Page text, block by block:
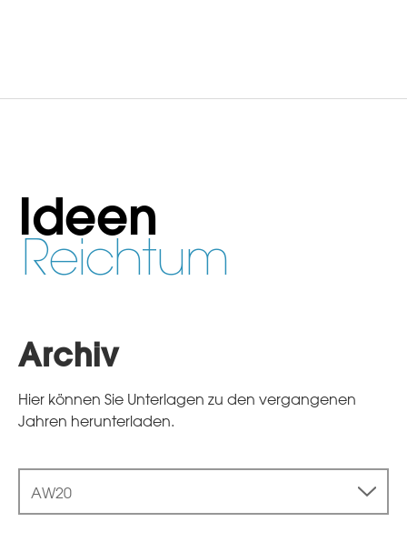
Ideen
Reichtum
Archiv
Hier können Sie Unterlagen zu den vergangenen
Jahren herunterladen.
AW20